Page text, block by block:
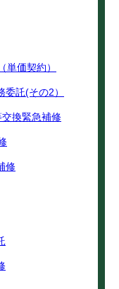
価契約）
託(その2）
換緊急補修
修